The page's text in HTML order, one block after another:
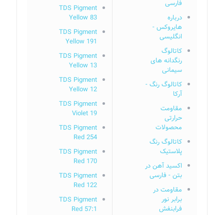
فارسی
درباره
هایروکس -
انگلیسی
کاتالوگ
رنگدانه های
سیمانی
کاتالوگ رنگ -
آرکا
مقاومت
حرارتی
محصولات
کاتالوگ رنگ
پلاستیک
اکسید آهن در
بتن - فارسی
مقاومت در
برابر نور
فرابنفش
TDS Pigment
Yellow 83
TDS Pigment
Yellow 191
TDS Pigment
Yellow 13
TDS Pigment
Yellow 12
TDS Pigment
Violet 19
TDS Pigment
Red 254
TDS Pigment
Red 170
TDS Pigment
Red 122
TDS Pigment
Red 57:1